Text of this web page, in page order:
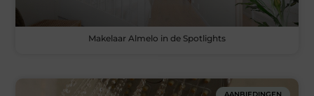
Makelaar Almelo in de Spotlights
AANBIEDINGEN